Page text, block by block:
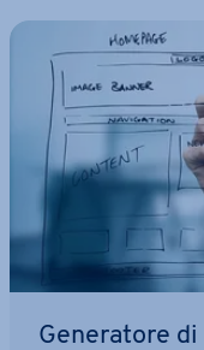
Ge­ne­ra­to­re